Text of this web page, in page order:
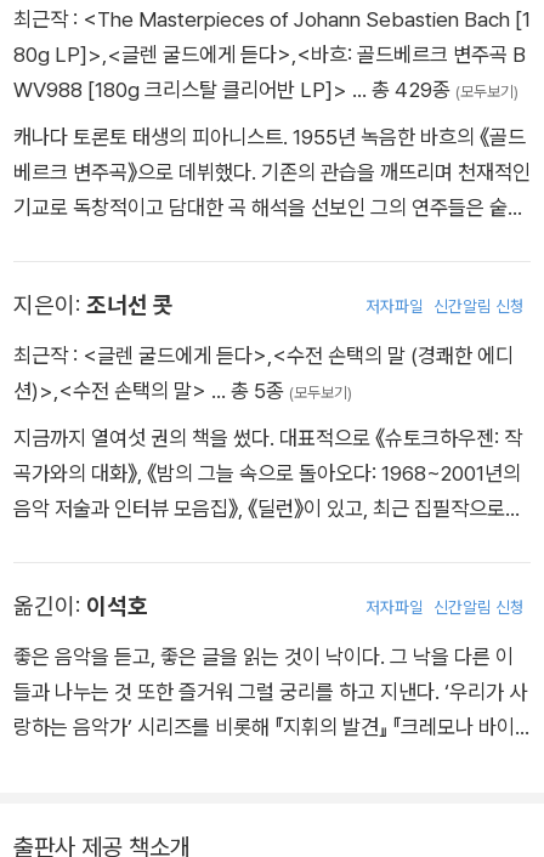
최근작 : <The Masterpieces of Johann Sebastien Bach [1
80g LP]> <글렌 굴드에게 듣다> <바흐: 골드베르크 변주곡 B
WV988 [180g 크리스탈 클리어반 LP]> … 총 429종 (모두보기)
캐나다 토론토 태생의 피아니스트. 1955년 녹음한 바흐의 《골드
베르크 변주곡》으로 데뷔했다. 기존의 관습을 깨뜨리며 천재적인
기교로 독창적이고 담대한 곡 해석을 선보인 그의 연주들은 숱한
주회 무대에서의 은퇴를 선언했으며, 이후에는 스튜디오 녹음과
방송 프로그램 제작에 전념했다. 재치 있고 도발적인 발언과 글쓰
기로도 정평이 난 굴드는 자신의 음반에 붙일 라이너노트를 직접
활발하게 발표하기도 했다.
지은이: 조너선 콧 저자파일 신간알림 신청
최근작 : <글렌 굴드에게 듣다> <수전 손택의 말 (경쾌한 에디
션)> <수전 손택의 말> … 총 5종 (모두보기)
지금까지 열여섯 권의 책을 썼다. 대표적으로 《슈토크하우젠: 작
곡가와의 대화》, 《밤의 그늘 속으로 돌아오다: 1968~2001년의
음악 저술과 인터뷰 모음집》, 《딜런》이 있고, 최근 집필작으로는
스톤』 창간호부터 객원 편집 위원으로 일했고, 『뉴욕 타임스』,
『파라볼라』, 『뉴요커』에 기고해왔다. 현재 뉴욕시에 살고 있다.
옮긴이: 이석호 저자파일 신간알림 신청
좋은 음악을 듣고, 좋은 글을 읽는 것이 낙이다. 그 낙을 다른 이
들과 나누는 것 또한 즐거워 그럴 궁리를 하고 지낸다. ‘우리가 사
랑하는 음악가’ 시리즈를 비롯해 『지휘의 발견』 『크레모나 바이
테르, 피아니스트』 『슈베르트 평전』 『스타인웨이 만들기』 등 수
출판사 제공 책소개